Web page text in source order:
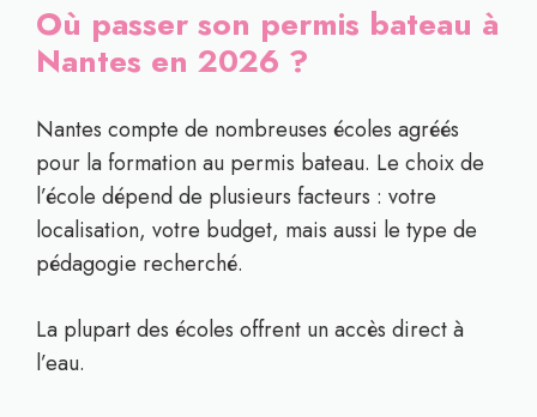
Où passer son permis bateau à
Nantes en 2026 ?
Nantes compte de nombreuses écoles agréés
pour la formation au permis bateau. Le choix de
l’école dépend de plusieurs facteurs : votre
localisation, votre budget, mais aussi le type de
pédagogie recherché.
La plupart des écoles offrent un accès direct à
l’eau.